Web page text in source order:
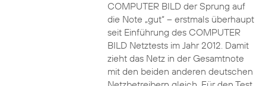
COMPUTER BILD der Sprung auf
die Note „gut“ – erstmals überhaupt
seit Einführung des COMPUTER
BILD Netztests im Jahr 2012. Damit
zieht das Netz in der Gesamtnote
mit den beiden anderen deutschen